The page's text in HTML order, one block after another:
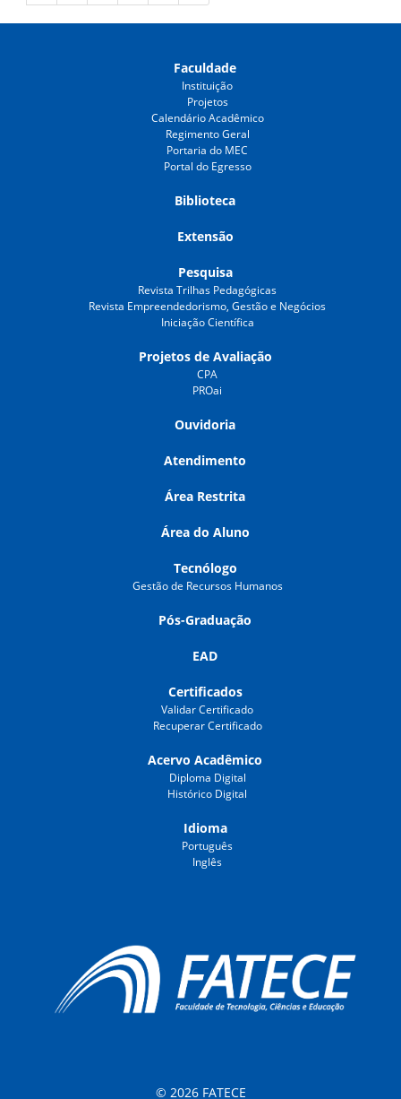
Faculdade
Instituição
Projetos
Calendário Acadêmico
Regimento Geral
Portaria do MEC
Portal do Egresso
Biblioteca
Extensão
Pesquisa
Revista Trilhas Pedagógicas
Revista Empreendedorismo, Gestão e Negócios
Iniciação Científica
Projetos de Avaliação
CPA
PROai
Ouvidoria
Atendimento
Área Restrita
Área do Aluno
Tecnólogo
Gestão de Recursos Humanos
Pós-Graduação
EAD
Certificados
Validar Certificado
Recuperar Certificado
Acervo Acadêmico
Diploma Digital
Histórico Digital
Idioma
Português
Inglês
© 2026 FATECE